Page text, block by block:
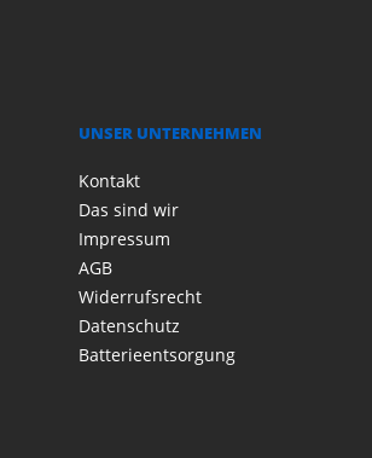
UNSER UNTERNEHMEN
Kontakt
Das sind wir
Impressum
AGB
Widerrufsrecht
Datenschutz
Batterieentsorgung